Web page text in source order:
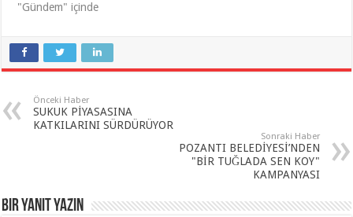
"Gündem" içinde
Önceki Haber
SUKUK PİYASASINA
KATKILARINI SÜRDÜRÜYOR
Sonraki Haber
POZANTI BELEDİYESİ’NDEN
"BİR TUĞLADA SEN KOY"
KAMPANYASI
Bir yanıt yazın